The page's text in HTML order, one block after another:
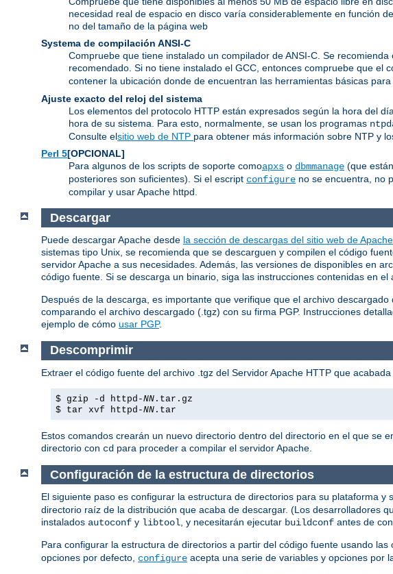
necesidad real de espacio en disco varía considerablemente en función
no del tamaño de la página web
Systema de compilación ANSI-C
Compruebe que tiene instalado un compilador de ANSI-C. Se recomienda
recomendado. Si no tiene instalado el GCC, entonces compruebe que el
contener la ubicación donde de encuentran las herramientas básicas
Ajuste exacto del reloj del sistema
Los elementos del protocolo HTTP están expresados según la hora del
hora de su sistema. Para esto, normalmente, se usan los programas
Consulte elsitio web de NTP para obtener más información sobre NTP y
Perl 5[OPCIONAL]
Para algunos de los scripts de soporte comoapxs o dbmmanage (que
posteriores son suficientes). Si el escript configure no se encuentra, no
compilar y usar Apache httpd.
Descargar
Puede descargar Apache desde la sección de descargas del sitio web de Apache
sistemas tipo Unix, se recomienda que se descarguen y compilen el código
servidor Apache a sus necesidades. Además, las versiones de disponibles en
código fuente. Si se descarga un binario, siga las instrucciones contenidas en el
Después de la descarga, es importante que verifique que el archivo
comparando el archivo descargado (.tgz) con su firma PGP. Instrucciones
ejemplo de cómo usar PGP.
Descomprimir
Extraer el código fuente del archivo .tgz del Servidor Apache HTTP que
$ gzip -d httpd-NN .tar.gz
$ tar xvf httpd-NN .tar
Estos comandos crearán un nuevo directorio dentro del directorio en el que se
directorio con cd para proceder a compilar el servidor Apache.
Configuración de la estructura de directorios
El siguiente paso es configurar la estructura de directorios para su plataforma
directorio raíz de la distribución que acaba de descargar. (Los desarrolladores
instalados autoconf y libtool, y necesitarán ejecutar buildconf antes de
Para configurar la estructura de directorios a partir del código fuente usando
opciones por defecto, configure acepta una serie de variables y opciones por